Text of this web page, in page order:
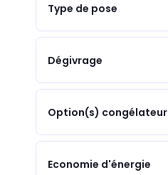
Type de pose
Dégivrage
Option(s) congélateur
Economie d'énergie